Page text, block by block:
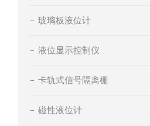
玻璃板液位计
液位显示控制仪
卡轨式信号隔离栅
磁性液位计